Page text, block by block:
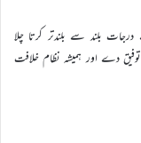
بلند سے بلندتر کرتا چلا
دے اور ہمیشہ نظام خلافت